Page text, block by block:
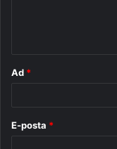
Ad *
E-posta *